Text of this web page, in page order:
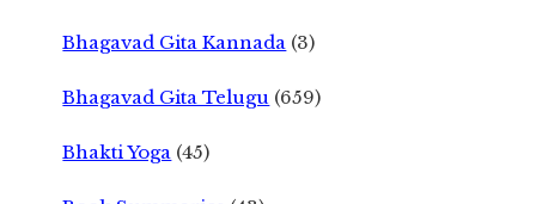
Bhagavad Gita Kannada (3)
Bhagavad Gita Telugu (659)
Bhakti Yoga (45)